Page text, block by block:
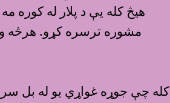
هیڅ کله یې د پلار له کوره
مشوره ترسره کړو. هرڅه
کله چې جوړه غواړي يو له بل